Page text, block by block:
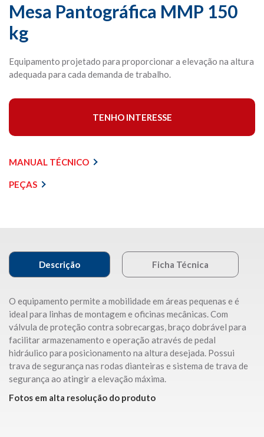
Mesa Pantográfica MMP 150
kg
Equipamento projetado para proporcionar a elevação na altura
adequada para cada demanda de trabalho.
TENHO INTERESSE
MANUAL TÉCNICO
PEÇAS
Descrição Ficha Técnica
O equipamento permite a mobilidade em áreas pequenas e é
ideal para linhas de montagem e oficinas mecânicas. Com
válvula de proteção contra sobrecargas, braço dobrável para
facilitar armazenamento e operação através de pedal
hidráulico para posicionamento na altura desejada. Possui
trava de segurança nas rodas dianteiras e sistema de trava de
segurança ao atingir a elevação máxima.
Fotos em alta resolução do produto